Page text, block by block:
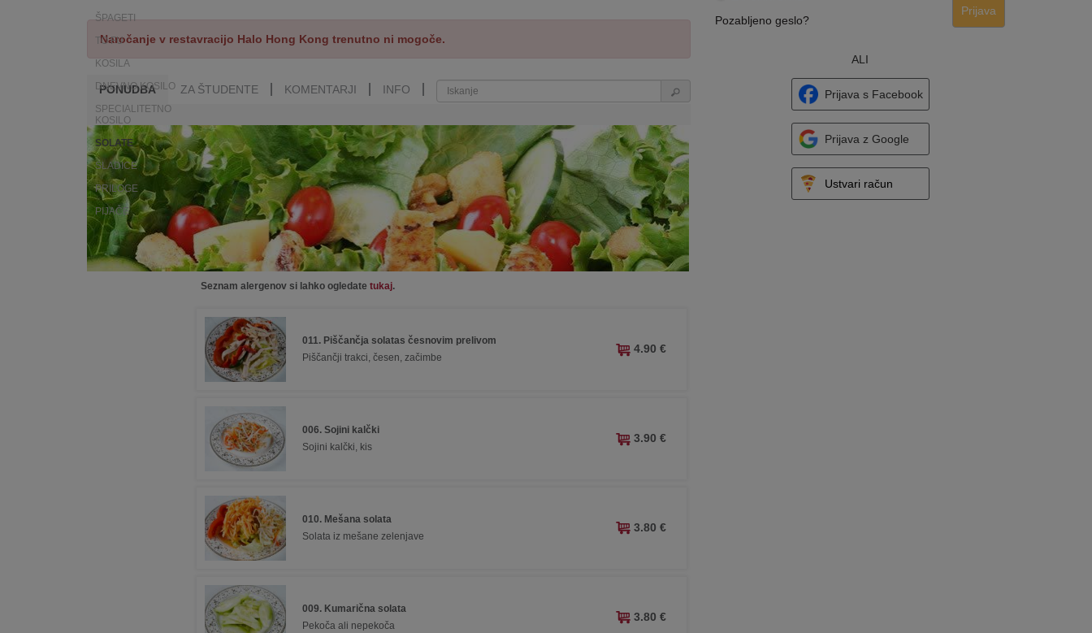
Naročanje v restavracijo Halo Hong Kong trenutno ni mogoče.
PONUDBA ZA ŠTUDENTE KOMENTARJI INFO
ŠPAGETI
TO FU
KOSILA
DNEVNO KOSILO
SPECIALITETNO
KOSILO
SOLATE
SLADICE
PRILOGE
PIJAČE
Seznam alergenov si lahko ogledate tukaj.
011. Piščančja solatas česnovim prelivom
Piščančji trakci, česen, začimbe
4.90 €
006. Sojini kalčki
Sojini kalčki, kis
3.90 €
010. Mešana solata
Solata iz mešane zelenjave
3.80 €
009. Kumarična solata
Pekoča ali nepekoča
3.80 €
Pozabljeno geslo?
Prijava
ALI
Prijava s Facebook
Prijava z Google
Ustvari račun